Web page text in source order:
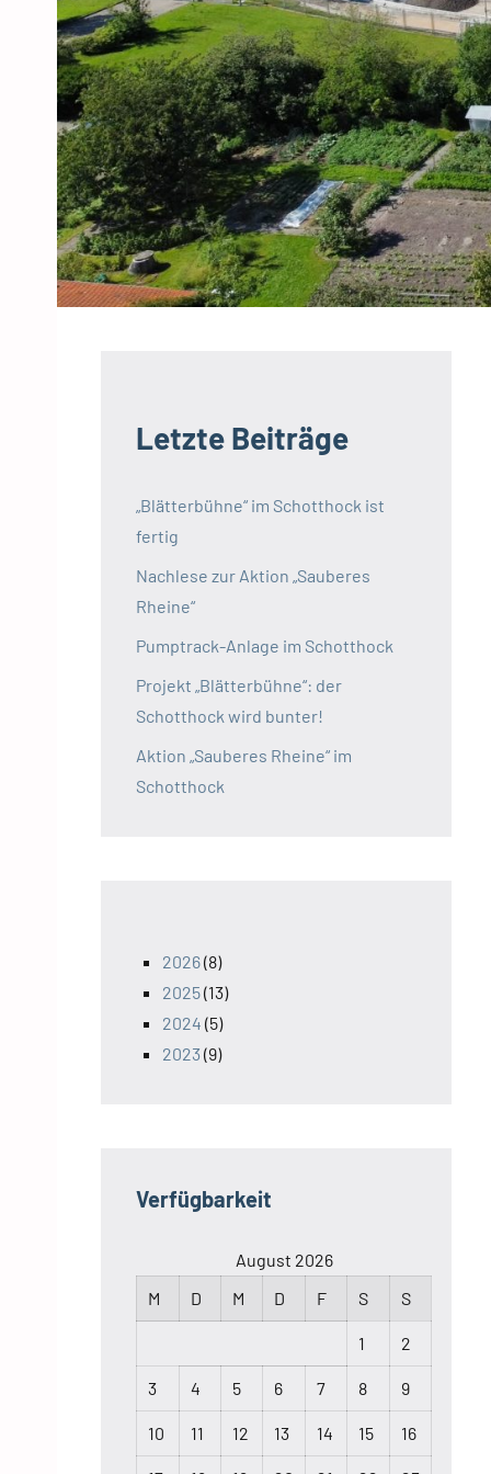
h
o
c
k
Letzte Beiträge
„Blätterbühne“ im Schotthock ist
fertig
Nachlese zur Aktion „Sauberes
Rheine“
Pumptrack-Anlage im Schotthock
Projekt „Blätterbühne“: der
Schotthock wird bunter!
Aktion „Sauberes Rheine“ im
Schotthock
2026(8)
2025(13)
2024 (5)
2023(9)
Verfügbarkeit
August 2026
M
D M D F S S
1 2
3 4 5 6 7 8 9
10 11 12 13 14 15 16